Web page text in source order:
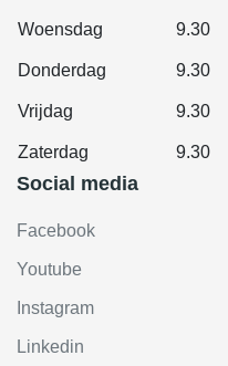
Woensdag 9.30
Donderdag 9.30
Vrijdag 9.30
Zaterdag 9.30
Social media
Facebook
Youtube
Instagram
Linkedin